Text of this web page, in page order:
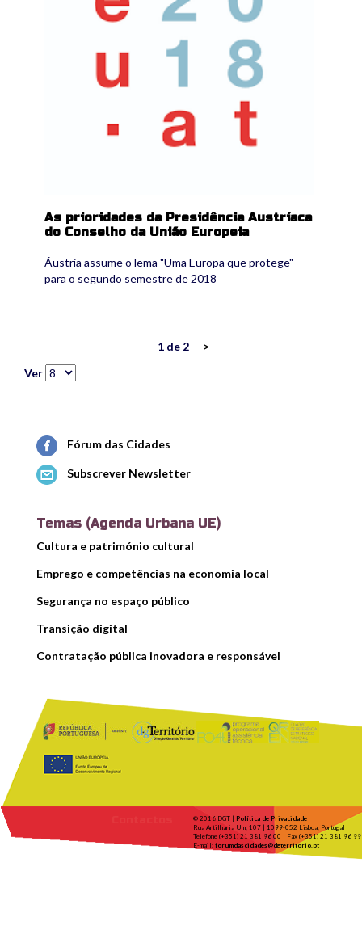
As prioridades da Presidência Austríaca
do Conselho da União Europeia
Áustria assume o lema "Uma Europa que protege"
para o segundo semestre de 2018
1 de 2
>
Ver
Fórum das Cidades
Subscrever Newsletter
Temas (Agenda Urbana UE)
Cultura e património cultural
Emprego e competências na economia local
Segurança no espaço público
Transição digital
Contratação pública inovadora e responsável
© 2016 DGT | Política de Privacidade
Rua Artilharia Um, 107 | 1099-052 Lisboa, Portugal
Telefone (+351) 21 381 96 00 | Fax (+351) 21 381 96 99
E-mail: forumdascidades@dgterritorio.pt